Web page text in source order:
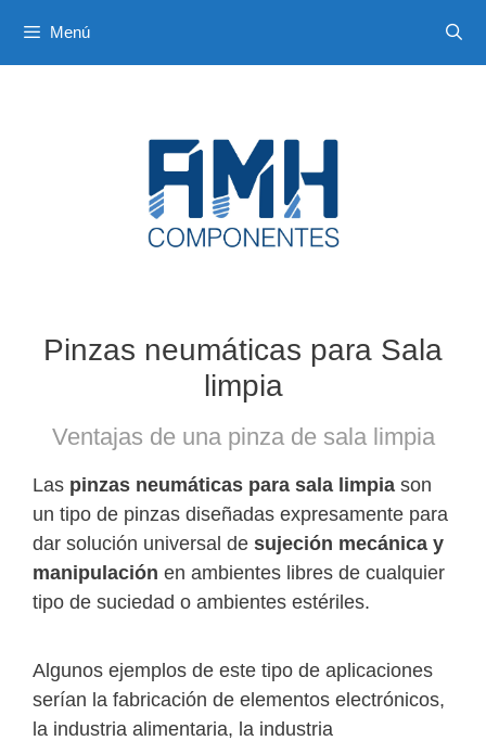
contenido
Menú
Pinzas neumáticas para Sala
limpia
Ventajas de una pinza de sala limpia
Las pinzas neumáticas para sala limpia son
un tipo de pinzas diseñadas expresamente para
dar solución universal de sujeción mecánica y
manipulación en ambientes libres de cualquier
tipo de suciedad o ambientes estériles.
Algunos ejemplos de este tipo de aplicaciones
serían la fabricación de elementos electrónicos,
la industria alimentaria, la industria